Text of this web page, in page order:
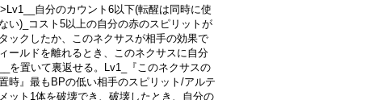
自分のカウント6以下(転醒は同時に使
い)_コスト5以上の自分の赤のスピリットが
ックしたか、このネクサスが相手の効果で
ールドを離れるとき、このネクサスに自分
を置いて裏返せる。Lv1_『このネクサスの
時』最もBPの低い相手のスピリット/アルテ
ット1体を破壊でき、破壊したとき、自分の